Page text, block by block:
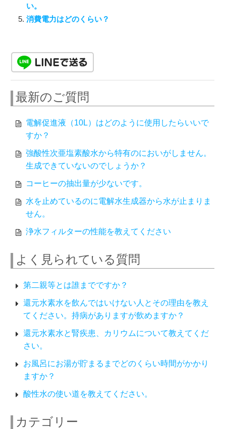
い。
消費電力はどのくらい？
最新のご質問
電解促進液（10L）はどのように使用したらいいで
すか？
強酸性次亜塩素酸水から特有のにおいがしません。
生成できていないのでしょうか？
コーヒーの抽出量が少ないです。
水を止めているのに電解水生成器から水が止まりま
せん。
浄水フィルターの性能を教えてください
よく見られている質問
第二親等とは誰までですか？
還元水素水を飲んではいけない人とその理由を教え
てください。持病がありますが飲めますか？
還元水素水と腎疾患、カリウムについて教えてくだ
さい。
お風呂にお湯が貯まるまでどのくらい時間がかかり
ますか？
酸性水の使い道を教えてください。
カテゴリー